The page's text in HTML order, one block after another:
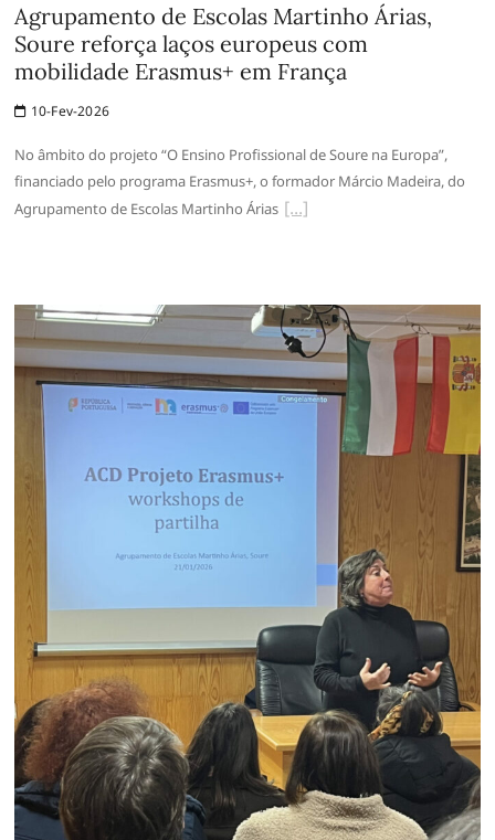
Agrupamento de Escolas Martinho Árias,
Soure reforça laços europeus com
mobilidade Erasmus+ em França
10-Fev-2026
No âmbito do projeto “O Ensino Profissional de Soure na Europa”,
financiado pelo programa Erasmus+, o formador Márcio Madeira, do
Agrupamento de Escolas Martinho Árias